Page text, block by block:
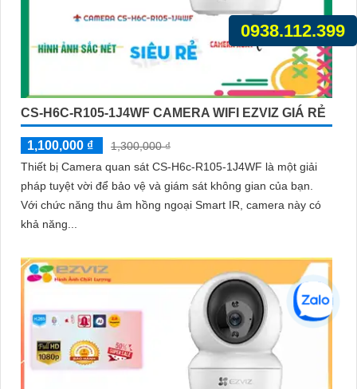
CS-H6C-R105-1J4WF CAMERA WIFI EZVIZ GIÁ RẺ
1,100,000 ₫
1,300,000 ₫
Thiết bị Camera quan sát CS-H6c-R105-1J4WF là một giải
pháp tuyệt vời để bảo vệ và giám sát không gian của bạn.
Với chức năng thu âm hồng ngoại Smart IR, camera này có
khả năng...
0938.112.399